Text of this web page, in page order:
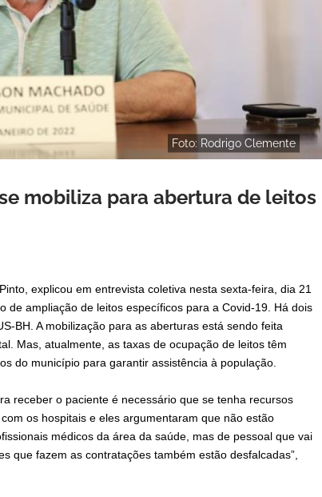
Foto: Rodrigo Clemente
mobiliza para abertura de leitos
explicou em entrevista coletiva nesta sexta-feira, dia 21
de ampliação de leitos específicos para a Covid-19. Há dois
BH. A mobilização para as aberturas está sendo feita
Mas, atualmente, as taxas de ocupação de leitos têm
do município para garantir assistência à população.
receber o paciente é necessário que se tenha recursos
os hospitais e eles argumentaram que não estão
médicos da área da saúde, mas de pessoal que vai
que fazem as contratações também estão desfalcadas”,